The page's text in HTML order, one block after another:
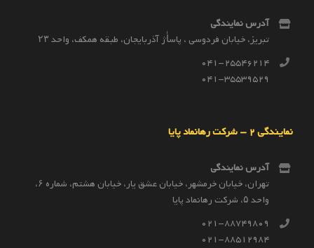
آدرس نمایندگی
تبریز، خیابان فردوسی ، پاساٰژ آذربایجان، طبقه همکف، واحد ۲۳
041-25546214
041-35539529
نمایندگی 2 – شرکت رهانماد پایا
آدرس نمایندگی
تهران، خیابان خرمشهر، خیابان عشق یار، خیابان هشتم، شماره ۶،
واحد ۵، شرکت رهانماد پایا
021-88749809
021-88512984